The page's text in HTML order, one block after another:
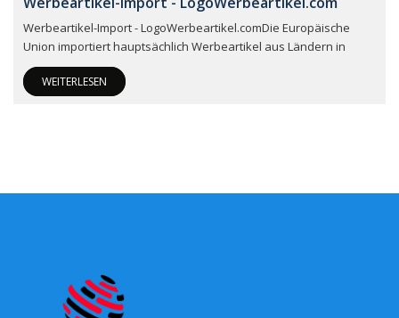
Werbeartikel-Import - LogoWerbeartikel.comDie Europäische
Union importiert hauptsächlich Werbeartikel aus Ländern in
WEITERLESEN